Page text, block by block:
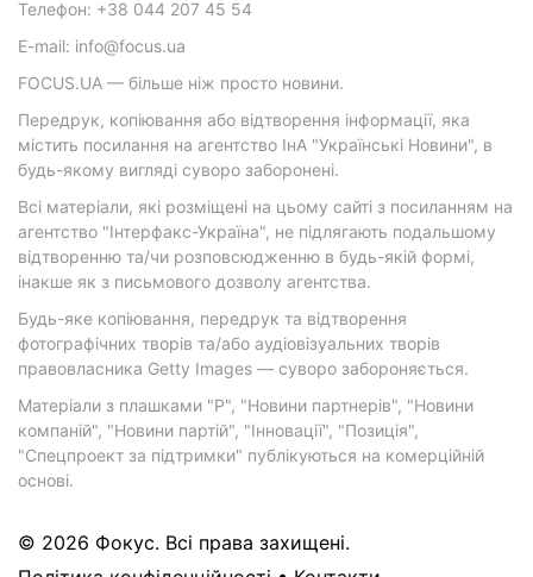
Телефон: +38 044 207 45 54
E-mail: info@focus.ua
FOCUS.UA — більше ніж просто новини.
Передрук, копіювання або відтворення інформації, яка
містить посилання на агентство ІнА "Українські Новини", в
будь-якому вигляді суворо заборонені.
Всі матеріали, які розміщені на цьому сайті з посиланням на
агентство "Інтерфакс-Україна", не підлягають подальшому
відтворенню та/чи розповсюдженню в будь-якій формі,
інакше як з письмового дозволу агентства.
Будь-яке копіювання, передрук та відтворення
фотографічних творів та/або аудіовізуальних творів
правовласника Getty Images — суворо забороняється.
Матеріали з плашками "Р", "Новини партнерів", "Новини
компаній", "Новини партій", "Інновації", "Позиція",
"Спецпроект за підтримки" публікуються на комерційній
основі.
© 2026 Фокус. Всі права захищені.